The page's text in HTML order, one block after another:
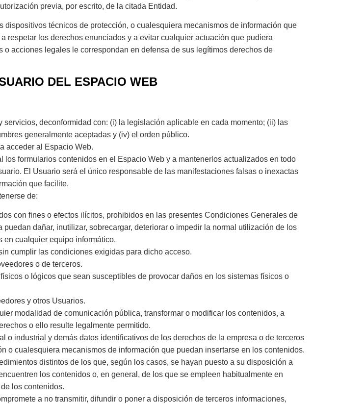
previa, por escrito, de la citada Entidad.
técnicos de protección, o cualesquiera mecanismos de información que
respetar los derechos enunciados y a evitar cualquier actuación que pudiera
acciones legales le correspondan en defensa de sus legítimos derechos de
DEL ESPACIO WEB
deconformidad con: (i) la legislación aplicable en cada momento; (ii) las
generalmente aceptadas y (iv) el orden público.
acceder al Espacio Web.
formularios contenidos en el Espacio Web y a mantenerlos actualizados en todo
El Usuario será el único responsable de las manifestaciones falsas o inexactas
que facilite.
de:
con fines o efectos ilícitos, prohibidos en las presentes Condiciones Generales de
dañar, inutilizar, sobrecargar, deteriorar o impedir la normal utilización de los
en cualquier equipo informático.
cumplir las condiciones exigidas para dicho acceso.
o de terceros.
o lógicos que sean susceptibles de provocar daños en los sistemas físicos o
y otros Usuarios.
modalidad de comunicación pública, transformar o modificar los contenidos, a
o ello resulte legalmente permitido.
industrial y demás datos identificativos de los derechos de la empresa o de terceros
o cualesquiera mecanismos de información que puedan insertarse en los contenidos.
distintos de los que, según los casos, se hayan puesto a su disposición a
los contenidos o, en general, de los que se empleen habitualmente en
los contenidos.
a no transmitir, difundir o poner a disposición de terceros informaciones,